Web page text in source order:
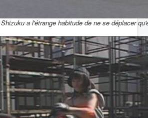
Shizuku a l'étrange habitude de ne se déplacer